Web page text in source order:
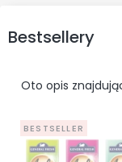
Bestsellery
Oto opis
BESTSELLER